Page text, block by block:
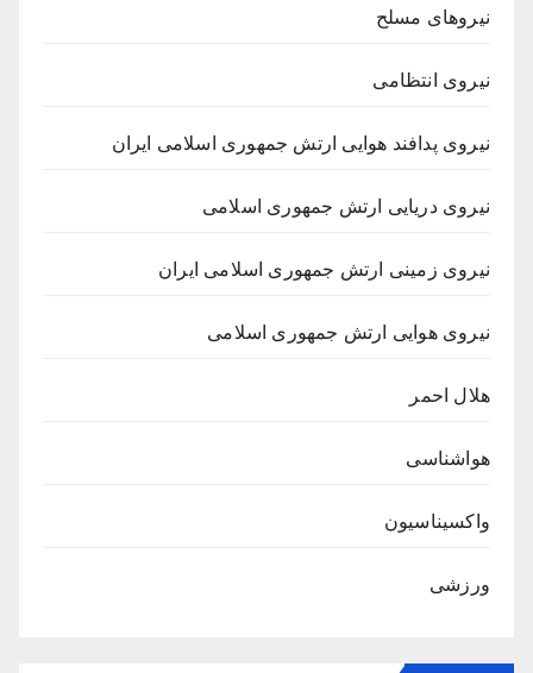
نیروهای مسلح
نیروی انتظامی
نیروی پدافند هوایی ارتش جمهوری اسلامی ایران
نیروی دریایی ارتش جمهوری اسلامی
نیروی زمینی ارتش جمهوری اسلامی ایران
نیروی هوایی ارتش جمهوری اسلامی
هلال احمر
هواشناسی
واکسیناسیون
ورزشی